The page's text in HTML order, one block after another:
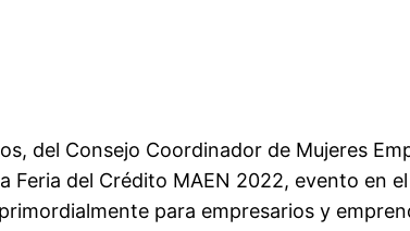
del Consejo Coordinador de Mujeres
Feria del Crédito MAEN 2022, evento en
para empresarios y